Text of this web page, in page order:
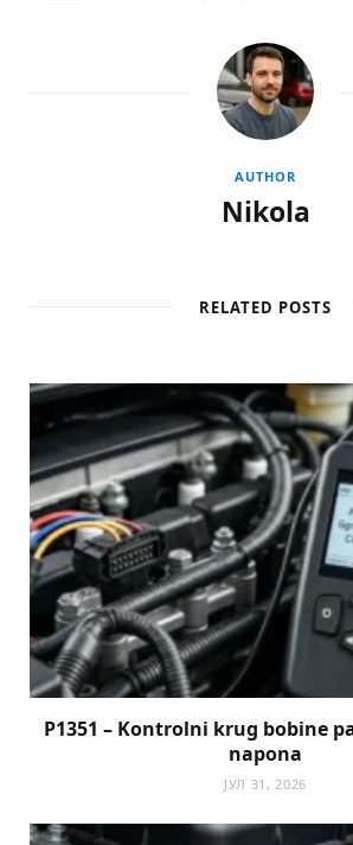
AUTHOR
Nikola
RELATED POSTS
P1351 – Kontrolni krug bobine
napona
ЈУЛ 31, 2026